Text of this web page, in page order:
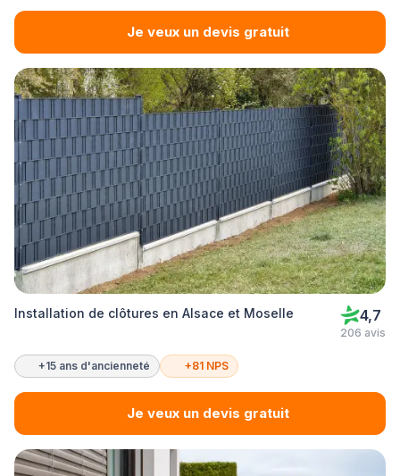
Je veux un devis gratuit
Installation de clôtures en Alsace et Moselle 4,7
206 avis
+15 ans d'ancienneté +81 NPS
Je veux un devis gratuit